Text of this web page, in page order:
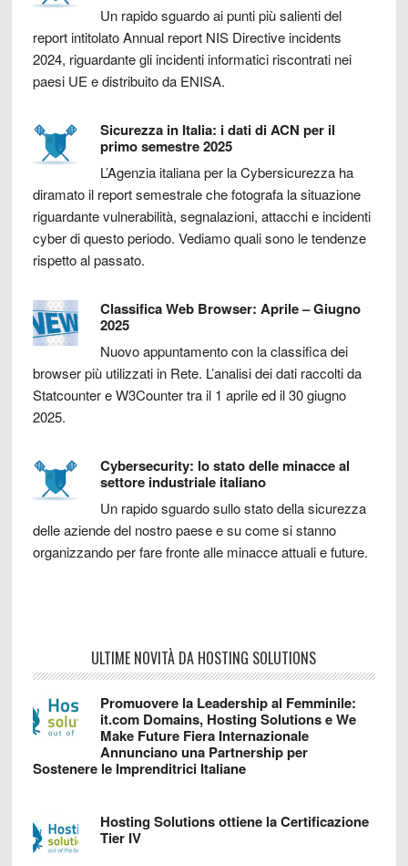
Un rapido sguardo ai punti più salienti del
report intitolato Annual report NIS Directive incidents
2024, riguardante gli incidenti informatici riscontrati nei
paesi UE e distribuito da ENISA.
Sicurezza in Italia: i dati di ACN per il
primo semestre 2025
L’Agenzia italiana per la Cybersicurezza ha
diramato il report semestrale che fotografa la situazione
riguardante vulnerabilità, segnalazioni, attacchi e incidenti
cyber di questo periodo. Vediamo quali sono le tendenze
rispetto al passato.
Classifica Web Browser: Aprile – Giugno
2025
Nuovo appuntamento con la classifica dei
browser più utilizzati in Rete. L’analisi dei dati raccolti da
Statcounter e W3Counter tra il 1 aprile ed il 30 giugno
2025.
Cybersecurity: lo stato delle minacce al
settore industriale italiano
Un rapido sguardo sullo stato della sicurezza
delle aziende del nostro paese e su come si stanno
organizzando per fare fronte alle minacce attuali e future.
ULTIME NOVITÀ DA HOSTING SOLUTIONS
Promuovere la Leadership al Femminile:
it.com Domains, Hosting Solutions e We
Make Future Fiera Internazionale
Annunciano una Partnership per
Sostenere le Imprenditrici Italiane
Hosting Solutions ottiene la Certificazione
Tier IV